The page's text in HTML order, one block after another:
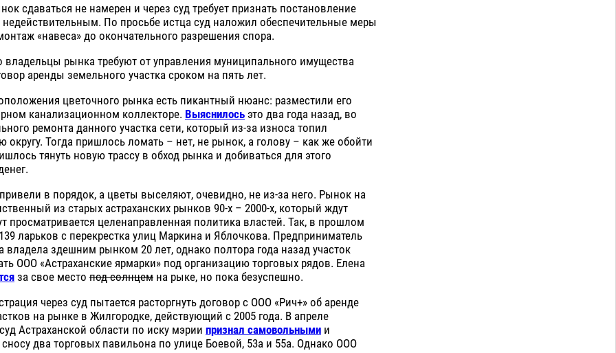
сдаваться не намерен и через суд требует признать постановление
По просьбе истца суд наложил обеспечительные меры
«навеса» до окончательного разрешения спора.
рынка требуют от управления муниципального имущества
аренды земельного участка сроком на пять лет.
цветочного рынка есть пикантный нюанс: разместили его
канализационном коллекторе. Выяснилосьэто два года назад, во
ремонта данного участка сети, который из-за износа топил
округу. Тогда пришлось ломать – нет, не рынок, а голову – как же обойти
тянуть новую трассу в обход рынка и добиваться для этого
в порядок, а цветы выселяют, очевидно, не из-за него. Рынок на
из старых астраханских рынков 90-х – 2000-х, который ждут
просматривается целенаправленная политика властей. Так, в прошлом
ларьков с перекрестка улиц Маркина и Яблочкова. Предприниматель
владела здешним рынком 20 лет, однако полтора года назад участок
ООО «Астраханские ярмарки» под организацию торговых рядов. Елена
за свое место под солнцемна рыке, но пока безуспешно.
через суд пытается расторгнуть договор с ООО «Рич+» об аренде
на рынке в Жилгородке, действующий с 2005 года. В апреле
Астраханской области по иску мэрии признал самовольнымии
два торговых павильона по улице Боевой, 53а и 55а. Однако ООО